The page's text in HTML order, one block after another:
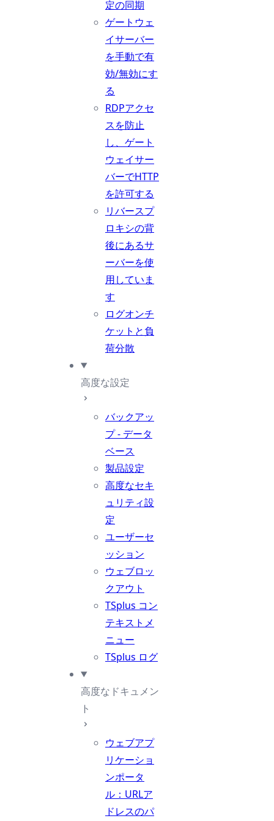
定の同期
ゲートウェ
イサーバー
を手動で有
効/無効にす
る
RDPアクセ
スを防止
し、ゲート
ウェイサー
バーでHTTP
を許可する
リバースプ
ロキシの背
後にあるサ
ーバーを使
用していま
す
ログオンチ
ケットと負
荷分散
高度な設定
バックアッ
プ - データ
ベース
製品設定
高度なセキ
ュリティ設
定
ユーザーセ
ッション
ウェブロッ
クアウト
TSplus コン
テキストメ
ニュー
TSplus ログ
高度なドキュメン
ト
ウェブアプ
リケーショ
ンポータ
ル：URLア
ドレスのパ